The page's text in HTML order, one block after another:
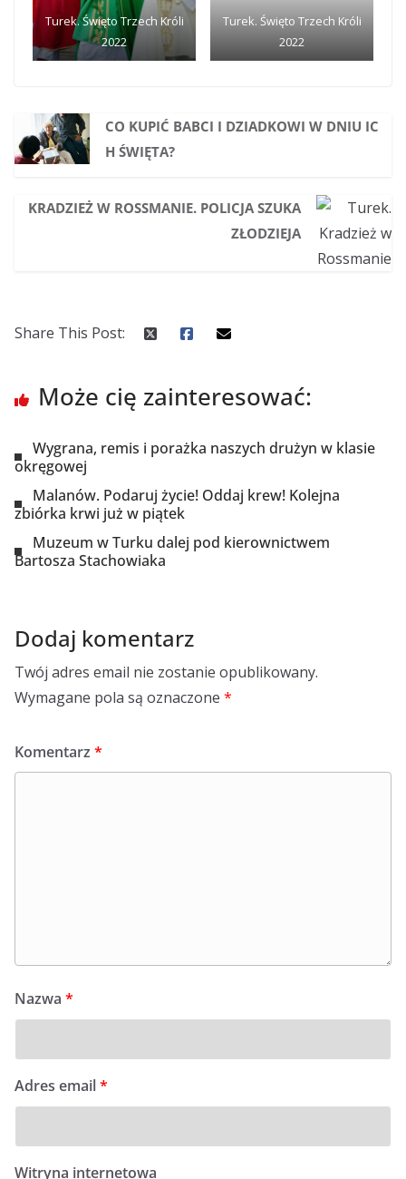
Turek. Święto Trzech Króli
2022
Turek. Święto Trzech Króli
2022
CO KUPIĆ BABCI I DZIADKOWI W DNIU IC
H ŚWIĘTA?
KRADZIEŻ W ROSSMANIE. POLICJA SZUKA
ZŁODZIEJA
Share This Post:
Może cię zainteresować:
Wygrana, remis i porażka naszych drużyn w klasie
okręgowej
Malanów. Podaruj życie! Oddaj krew! Kolejna
zbiórka krwi już w piątek
Muzeum w Turku dalej pod kierownictwem
Bartosza Stachowiaka
Dodaj komentarz
Twój adres email nie zostanie opublikowany.
Wymagane pola są oznaczone *
Komentarz *
Nazwa *
Adres email*
Witryna internetowa